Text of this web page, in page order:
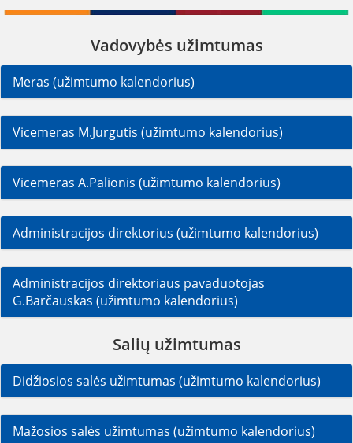
Vadovybės užimtumas
Meras (užimtumo kalendorius)
Vicemeras M.Jurgutis (užimtumo kalendorius)
Vicemeras A.Palionis (užimtumo kalendorius)
Administracijos direktorius (užimtumo kalendorius)
Administracijos direktoriaus pavaduotojas
G.Barčauskas (užimtumo kalendorius)
Salių užimtumas
Didžiosios salės užimtumas (užimtumo kalendorius)
Mažosios salės užimtumas (užimtumo kalendorius)